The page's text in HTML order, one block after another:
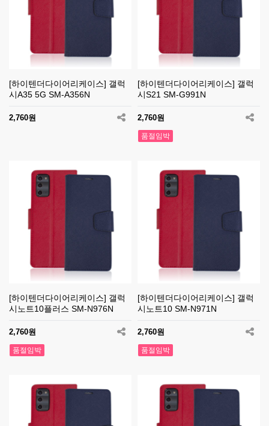
[하이텐더다이어리케이스] 갤럭
시A35 5G SM-A356N
2,760원
[하이텐더다이어리케이스] 갤럭
시S21 SM-G991N
2,760원
품절임박
[하이텐더다이어리케이스] 갤럭
시노트10플러스 SM-N976N
2,760원
품절임박
[하이텐더다이어리케이스] 갤럭
시노트10 SM-N971N
2,760원
품절임박